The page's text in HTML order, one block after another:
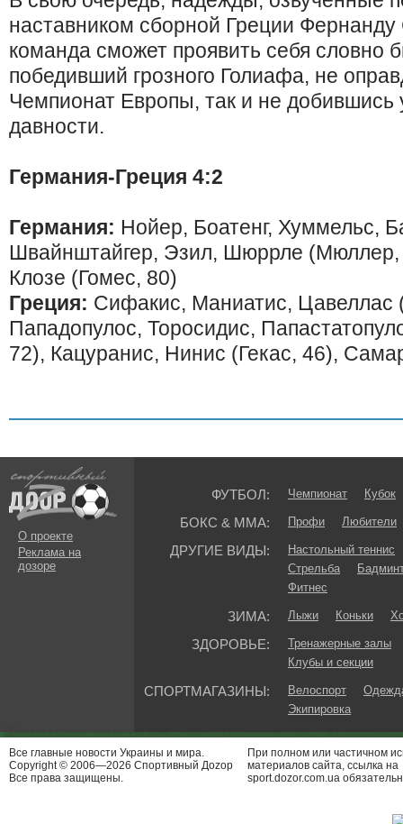
наставником сборной Греции Фернанду
команда сможет проявить себя словно
победивший грозного Голиафа, не
Чемпионат Европы, так и не добившись
давности.
Германия-Греция 4:2
Германия: Нойер, Боатенг, Хуммельс,
Швайнштайгер, Эзил, Шюррле (Мюллер,
Клозе (Гомес, 80)
Греция: Сифакис, Маниатис, Цавеллас
Пападопулос, Торосидис,
72), Кацуранис, Нинис (Гекас, 46),
О проекте
Реклама на
дозоре
ФУТБОЛ: Чемпионат Кубок
БОКС & ММА: Профи Любители
ДРУГИЕ ВИДЫ:
Настольный теннис
Стрельба
Фитнес
ЗИМА: Лыжи Коньки
ЗДОРОВЬЕ:
Тренажерные залы
Клубы и секции
СПОРТМАГАЗИНЫ: Велоспорт
Экипировка
Все главные новости Украины и мира.
Copyright © 2006—2026 Спортивный Доzор
Все права защищены.
При полном или частичном
материалов сайта, ссылка на
sport.dozor.com.ua